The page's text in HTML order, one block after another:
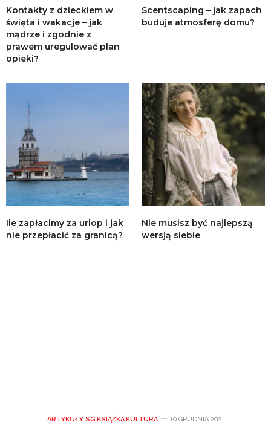
Kontakty z dzieckiem w
święta i wakacje – jak
mądrze i zgodnie z
prawem uregulować plan
opieki?
Scentscaping – jak zapach
buduje atmosferę domu?
Ile zapłacimy za urlop i jak
nie przepłacić za granicą?
Nie musisz być najlepszą
wersją siebie
ARTYKUŁY SG,KSIĄŻKA,KULTURA 10 GRUDNIA 2021